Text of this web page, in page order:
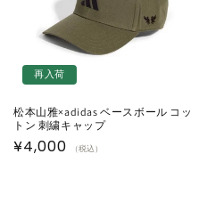
再入荷
松本山雅×adidas ベースボール コッ
トン 刺繍キャップ
通
¥4,000 （税込）